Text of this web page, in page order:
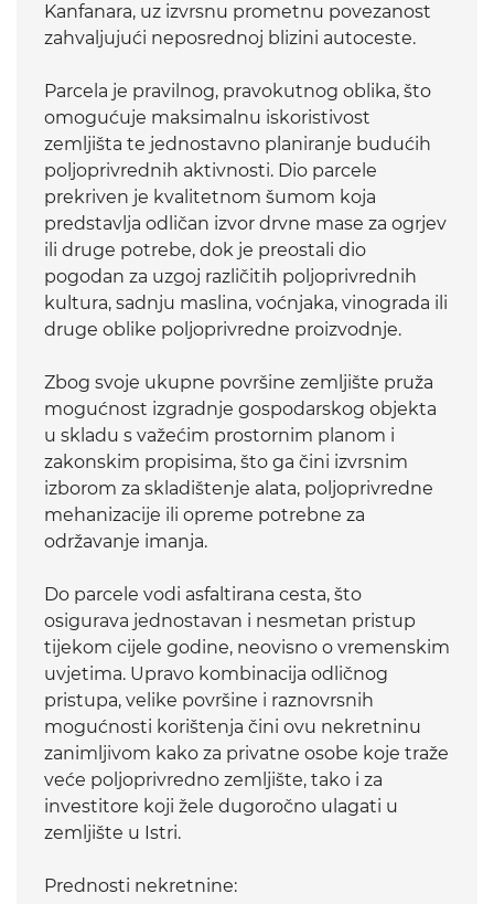
Kanfanara, uz izvrsnu prometnu povezanost
zahvaljujući neposrednoj blizini autoceste.
Parcela je pravilnog, pravokutnog oblika, što
omogućuje maksimalnu iskoristivost
zemljišta te jednostavno planiranje budućih
poljoprivrednih aktivnosti. Dio parcele
prekriven je kvalitetnom šumom koja
predstavlja odličan izvor drvne mase za ogrjev
ili druge potrebe, dok je preostali dio
pogodan za uzgoj različitih poljoprivrednih
kultura, sadnju maslina, voćnjaka, vinograda ili
druge oblike poljoprivredne proizvodnje.
Zbog svoje ukupne površine zemljište pruža
mogućnost izgradnje gospodarskog objekta
u skladu s važećim prostornim planom i
zakonskim propisima, što ga čini izvrsnim
izborom za skladištenje alata, poljoprivredne
mehanizacije ili opreme potrebne za
održavanje imanja.
Do parcele vodi asfaltirana cesta, što
osigurava jednostavan i nesmetan pristup
tijekom cijele godine, neovisno o vremenskim
uvjetima. Upravo kombinacija odličnog
pristupa, velike površine i raznovrsnih
mogućnosti korištenja čini ovu nekretninu
zanimljivom kako za privatne osobe koje traže
veće poljoprivredno zemljište, tako i za
investitore koji žele dugoročno ulagati u
zemljište u Istri.
Prednosti nekretnine: